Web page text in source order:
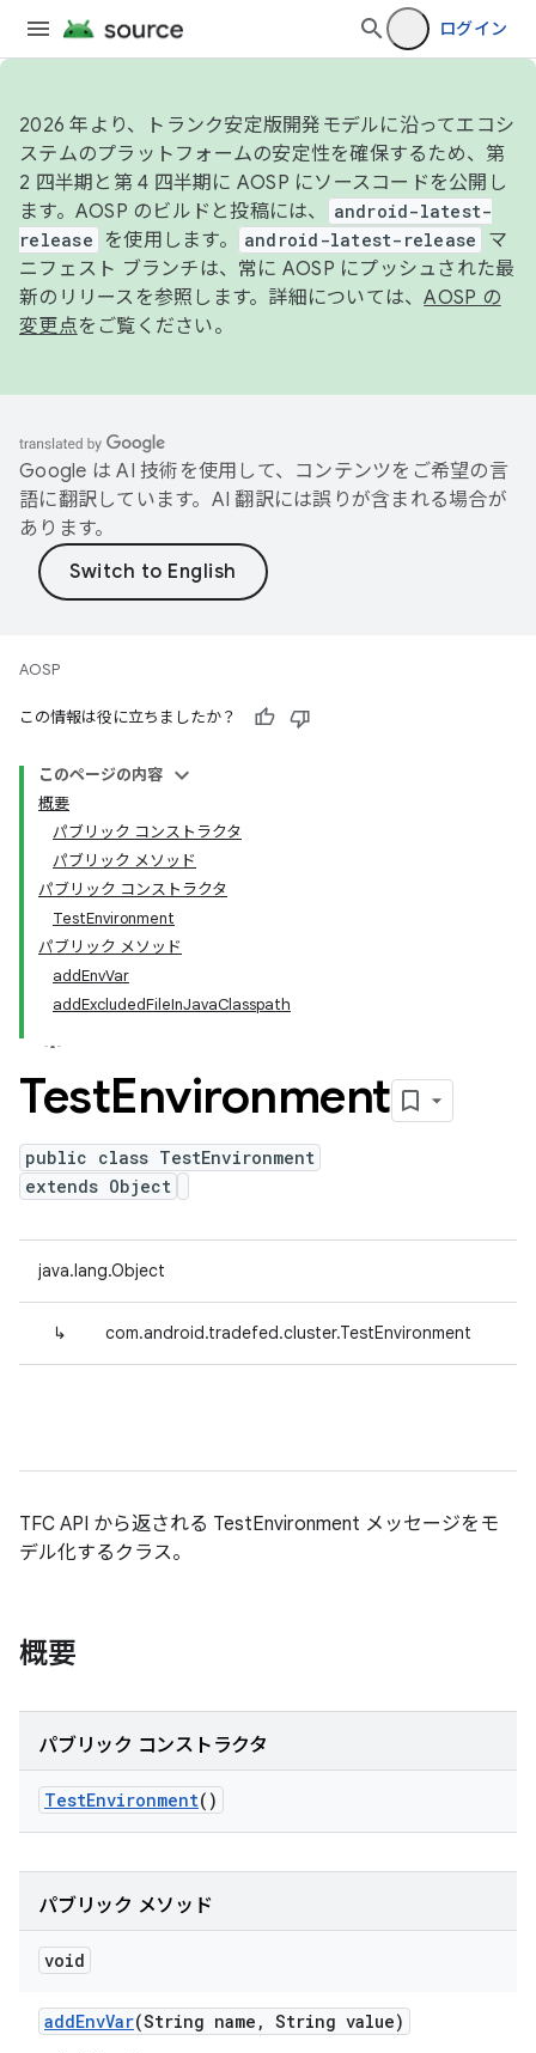
ログイン
2026 年より、トランク安定版開発モデルに沿ってエコシ
ステムのプラットフォームの安定性を確保するため、第
2 四半期と第 4 四半期に AOSP にソースコードを公開し
ます。AOSP のビルドと投稿には、
android-latest-
release
を使用します。 android-latest-release
マ
ニフェスト ブランチは、常に AOSP にプッシュされた最
新のリリースを参照します。詳細については、AOSP の
変更点をご覧ください。
Google は AI 技術を使用して、コンテンツをご希望の言
語に翻訳しています。AI 翻訳には誤りが含まれる場合が
あります。
AOSP
この情報は役に立ちましたか？
このページの内容
概要
パブリック コンストラクタ
パブリック メソッド
パブリック コンストラクタ
TestEnvironment
パブリック メソッド
addEnvVar
addExcludedFileInJavaClasspath
TestEnvironment
public class TestEnvironment
extends Object
java.lang.Object
↳ com.android.tradefed.cluster.TestEnvironment
TFC API から返される TestEnvironment メッセージをモ
デル化するクラス。
概要
パブリック コンストラクタ
TestEnvironment()
パブリック メソッド
void
addEnvVar(String name , String value)